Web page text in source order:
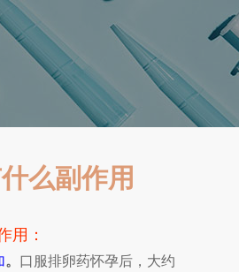
么副作用
用 ：
。 口服排卵药怀孕后，大约